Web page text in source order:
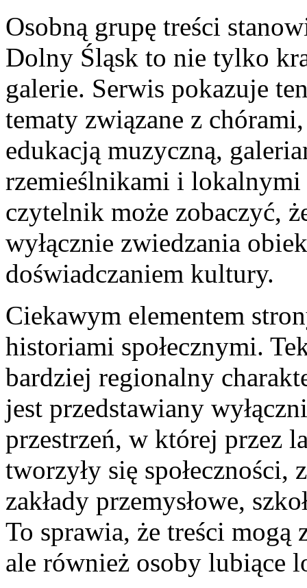
Osobną grupę treści
Dolny Śląsk to nie tylko
galerie. Serwis pokazuje
tematy związane z
edukacją muzyczną,
rzemieślnikami i
czytelnik może zobaczyć,
wyłącznie zwiedzania
doświadczaniem kultury.
Ciekawym elementem
historiami społecznymi.
bardziej regionalny
jest przedstawiany
przestrzeń, w której przez
tworzyły się społeczności,
zakłady przemysłowe,
To sprawia, że treści
ale również osoby lubiące